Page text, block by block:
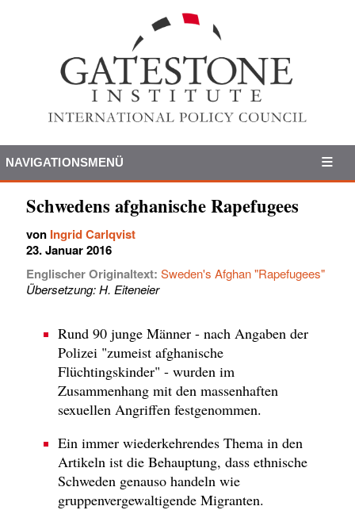
NAVIGATIONSMENÜ
Schwedens afghanische Rapefugees
von Ingrid Carlqvist
23. Januar 2016
Englischer Originaltext: Sweden's Afghan "Rapefugees"
Übersetzung: H. Eiteneier
Rund 90 junge Männer - nach Angaben der
Polizei "zumeist afghanische
Flüchtingskinder" - wurden im
Zusammenhang mit den massenhaften
sexuellen Angriffen festgenommen.
Ein immer wiederkehrendes Thema in den
Artikeln ist die Behauptung, dass ethnische
Schweden genauso handeln wie
gruppenvergewaltigende Migranten.